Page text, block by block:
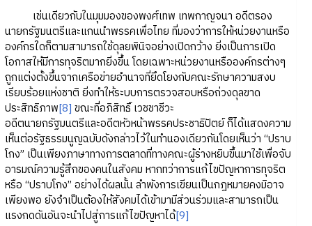
เช่นเดียวกับในมุมมองของพงศ์เทพ เทพกาญจนา อดีตรอง
นายกรัฐมนตรีและแกนนำพรรคเพื่อไทย ที่มองว่าการให้หน่วยงานหรือ
องค์กรใดก็ตามสามารถใช้ดุลยพินิจอย่างเปิดกว้าง ยิ่งเป็นการเปิด
โอกาสให้มีการทุจริตมากยิ่งขึ้น โดยเฉพาะหน่วยงานหรือองค์กรต่างๆ
ถูกแต่งตั้งขึ้นจากเครือข่ายอำนาจที่ยึดโยงกับคณะรักษาความสงบ
เรียบร้อยแห่งชาติ ยิ่งทำให้ระบบการตรวจสอบหรือถ่วงดุลขาด
ประสิทธิภาพ[8] ขณะที่อภิสิทธิ์ เวชชาชีวะ
อดีตนายกรัฐมนตรีและอดีตหัวหน้าพรรคประชาธิปัตย์ ก็ได้แสดงความ
เห็นต่อรัฐธรรมนูญฉบับดังกล่าวไว้ในทำนองเดียวกันโดยเห็นว่า “ปราบ
โกง” เป็นเพียงภาษาทางการตลาดที่ทางคณะผู้ร่างหยิบขึ้นมาใช้เพื่อจับ
อารมณ์ความรู้สึกของคนในสังคม หากทว่าการแก้ไขปัญหาการทุจริต
หรือ “ปราบโกง” อย่างได้ผลนั้น ลำพังการเขียนเป็นกฎหมายคงมิอาจ
เพียงพอ ยังจำเป็นต้องให้สังคมได้เข้ามามีส่วนร่วมและสามารถเป็น
แรงกดดันอันจะนำไปสู่การแก้ไขปัญหาได้[9]